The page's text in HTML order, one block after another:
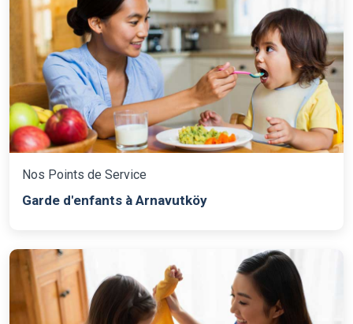
Nos Points de Service
Garde d'enfants à Arnavutköy